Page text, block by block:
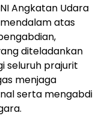
Angkatan Udara
atas
diteladankan
seluruh prajurit
menjaga
serta mengabdi